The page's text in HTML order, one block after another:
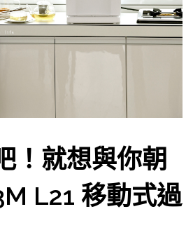
！就想與你朝
L21 移動式過